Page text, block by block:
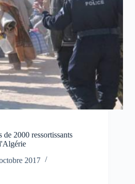
2000 ressortissants
2017